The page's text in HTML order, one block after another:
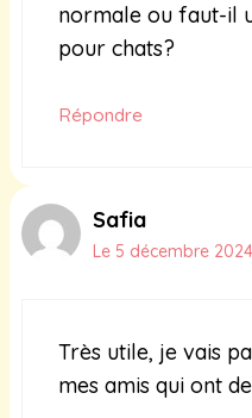
normale ou faut-il
pour chats?
Répondre
Safia
Le 5 décembre
Très utile, je vais
mes amis qui ont